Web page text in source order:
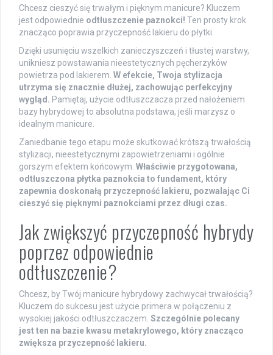
Chcesz cieszyć się trwałym i pięknym manicure? Kluczem
jest odpowiednie odtłuszczenie paznokci! Ten prosty krok
znacząco poprawia przyczepność lakieru do płytki.
Dzięki usunięciu wszelkich zanieczyszczeń i tłustej warstwy,
unikniesz powstawania nieestetycznych pęcherzyków
powietrza pod lakierem. W efekcie, Twoja stylizacja
utrzyma się znacznie dłużej, zachowując perfekcyjny
wygląd. Pamiętaj, użycie odtłuszczacza przed nałożeniem
bazy hybrydowej to absolutna podstawa, jeśli marzysz o
idealnym manicure.
Zaniedbanie tego etapu może skutkować krótszą trwałością
stylizacji, nieestetycznymi zapowietrzeniami i ogólnie
gorszym efektem końcowym. Właściwie przygotowana,
odtłuszczona płytka paznokcia to fundament, który
zapewnia doskonałą przyczepność lakieru, pozwalając Ci
cieszyć się pięknymi paznokciami przez długi czas.
Jak zwiększyć przyczepność hybrydy
poprzez odpowiednie
odtłuszczenie?
Chcesz, by Twój manicure hybrydowy zachwycał trwałością?
Kluczem do sukcesu jest użycie primera w połączeniu z
wysokiej jakości odtłuszczaczem. Szczególnie polecany
jest ten na bazie kwasu metakrylowego, który znacząco
zwiększa przyczepność lakieru.